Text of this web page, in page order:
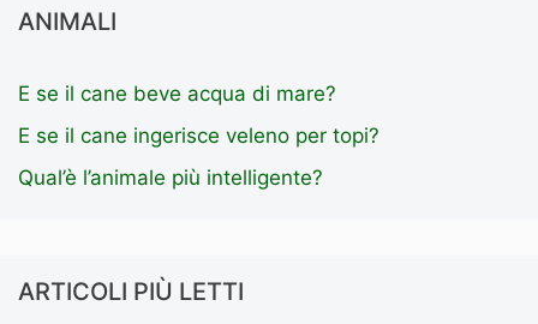
ANIMALI
E se il cane beve acqua di mare?
E se il cane ingerisce veleno per topi?
Qual’è l’animale più intelligente?
ARTICOLI PIÙ LETTI